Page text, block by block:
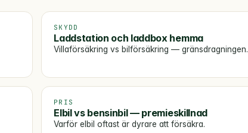
SKYDD
Laddstation och laddbox hemma
Villaförsäkring vs bilförsäkring — gränsdragningen.
PRIS
Elbil vs bensinbil — premieskillnad
Varför elbil oftast är dyrare att försäkra.